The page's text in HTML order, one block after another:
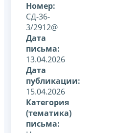
Номер:
СД-36-
3/2912@
Дата
письма:
13.04.2026
Дата
публикации:
15.04.2026
Категория
(тематика)
письма: